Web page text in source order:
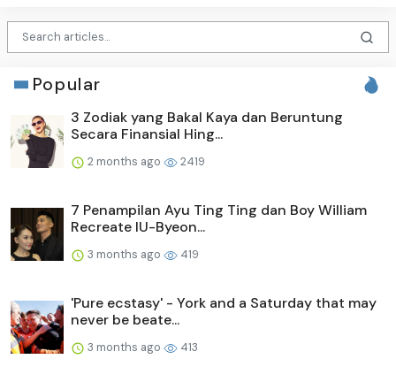
Popular
3 Zodiak yang Bakal Kaya dan Beruntung
Secara Finansial Hing...
2 months ago 2419
7 Penampilan Ayu Ting Ting dan Boy William
Recreate IU-Byeon...
3 months ago 419
'Pure ecstasy' - York and a Saturday that may
never be beate...
3 months ago 413